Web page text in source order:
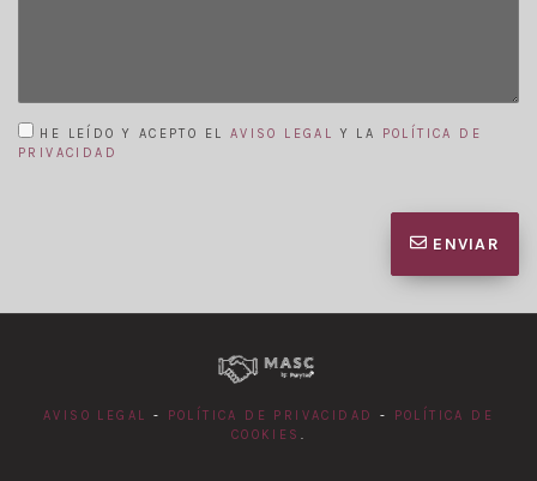
HE LEÍDO Y ACEPTO EL AVISO LEGAL Y LA
POLÍTICA DE
PRIVACIDAD
ENVIAR
AVISO LEGAL - POLÍTICA DE PRIVACIDAD -
POLÍTICA DE
COOKIES .